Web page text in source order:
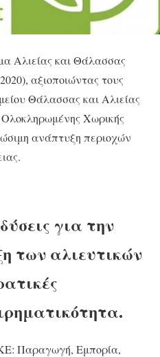
Αλιείας και Θάλασσας
αξιοποιώντας τους
Θάλασσας και Αλιείας
Χωρικής
ανάπτυξη περιοχών
για την
των αλιευτικών
Παραγωγή, Εμπορία,